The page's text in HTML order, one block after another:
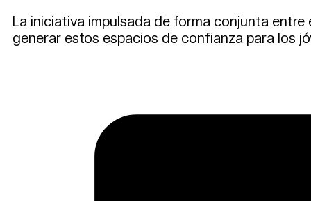
La iniciativa impulsada de forma conjunta
generar estos espacios de confianza para los